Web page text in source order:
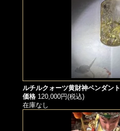
ルチルクォーツ黄財神ペンダント
価格 120,000円(税込)
在庫なし